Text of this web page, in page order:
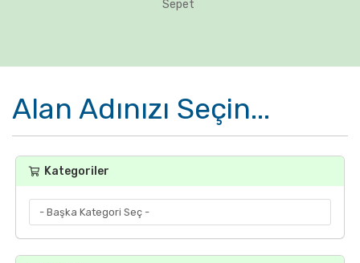
Sepet
Alan Adınızı Seçin...
Kategoriler